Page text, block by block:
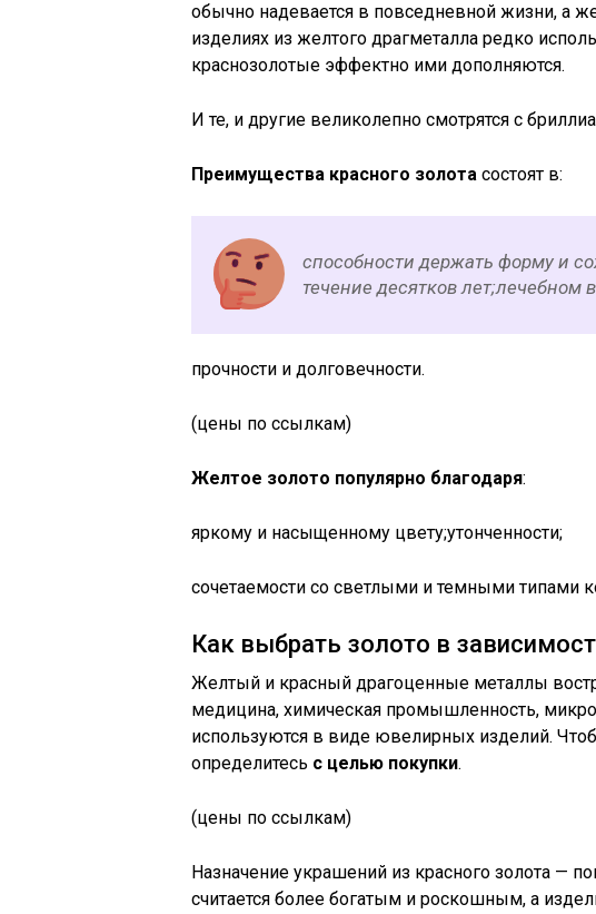
обычно надевается в повседневной жизни, а
изделиях из желтого драгметалла редко
краснозолотые эффектно ими дополняются.
И те, и другие великолепно смотрятся с
Преимущества красного золота состоят в:
способности держать форму и
течение десятков лет;лечебном
прочности и долговечности.
(цены по ссылкам)
Желтое золото популярно благодаря:
яркому и насыщенному цвету;утонченности;
сочетаемости со светлыми и темными типами
Как выбрать золото в
Желтый и красный драгоценные металлы
медицина, химическая промышленность,
используются в виде ювелирных изделий.
определитесь с целью покупки.
(цены по ссылкам)
Назначение украшений из красного золота —
считается более богатым и роскошным, а